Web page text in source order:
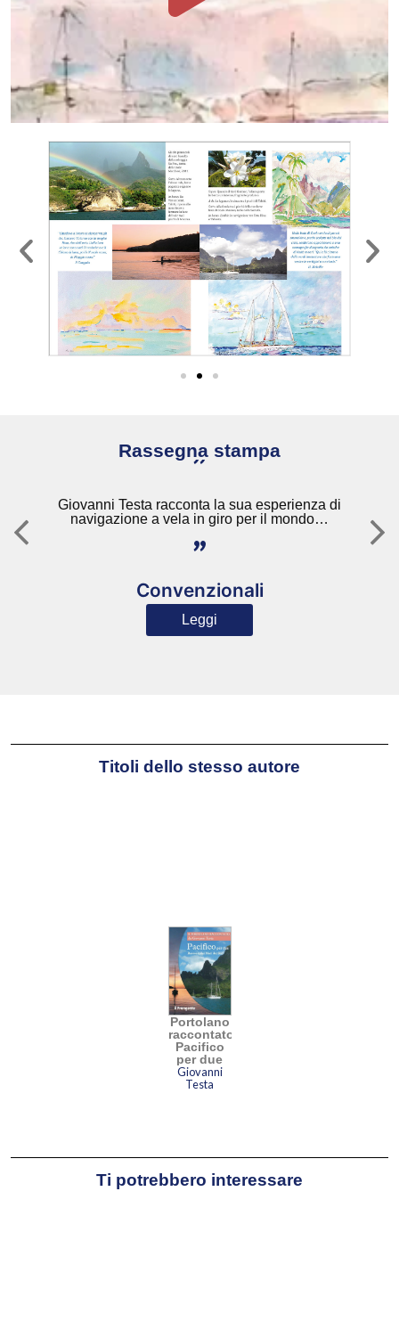
Con questo spirito,
conclusa l’esperienza
lavorativa, sono partiti
Eutikia verso il
primo oceano, e oltre,
per un giro del mondo
Rassegna stampa
"
Giovanni Testa racconta la sua esperienza di
navigazione a vela in giro per il mondo…
"
Convenzionali
Leggi
Titoli dello stesso autore
Portolano
raccontato
Pacifico
per due
Giovanni
Testa
Ti potrebbero interessare